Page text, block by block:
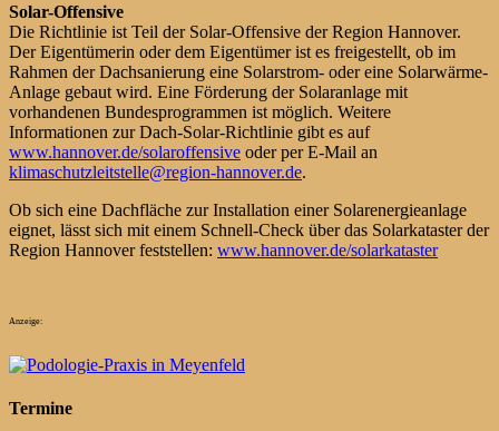
Solar-Offensive
Die Richtlinie ist Teil der Solar-Offensive der Region Hannover.
Der Eigentümerin oder dem Eigentümer ist es freigestellt, ob im
Rahmen der Dachsanierung eine Solarstrom- oder eine Solarwärme-
Anlage gebaut wird. Eine Förderung der Solaranlage mit
vorhandenen Bundesprogrammen ist möglich. Weitere
Informationen zur Dach-Solar-Richtlinie gibt es auf
www.hannover.de/solaroffensive oder per E-Mail an
klimaschutzleitstelle@region-hannover.de.
Ob sich eine Dachfläche zur Installation einer Solarenergieanlage
eignet, lässt sich mit einem Schnell-Check über das Solarkataster der
Region Hannover feststellen: www.hannover.de/solarkataster
Anzeige:
Termine